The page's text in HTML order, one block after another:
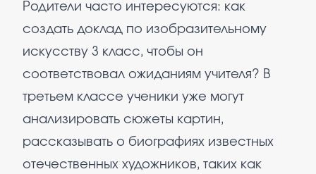
Родители часто интересуются: как
создать доклад по изобразительному
искусству 3 класс, чтобы он
соответствовал ожиданиям учителя? В
третьем классе ученики уже могут
анализировать сюжеты картин,
рассказывать о биографиях известных
отечественных художников, таких как